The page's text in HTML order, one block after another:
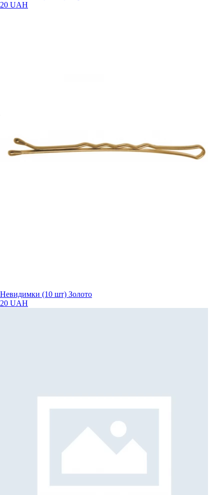
20 UAH
Невидимки (10 шт) Золото
20 UAH